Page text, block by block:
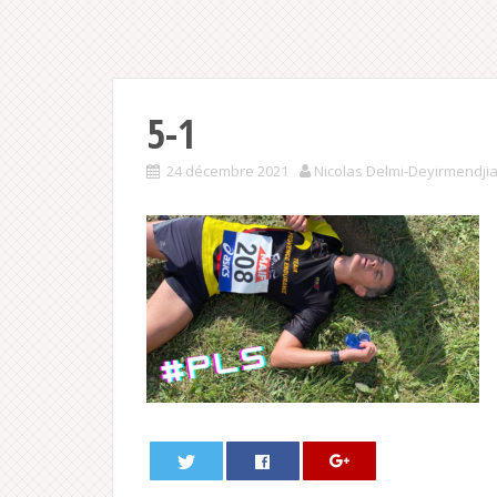
5-1
24 décembre 2021 Nicolas Delmi-